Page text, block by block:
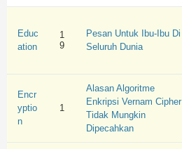
Educ
ation
1
9
Pesan Untuk Ibu-Ibu Di
Seluruh Dunia
Encr
yptio
n
1
Alasan Algoritme
Enkripsi Vernam Cipher
Tidak Mungkin
Dipecahkan